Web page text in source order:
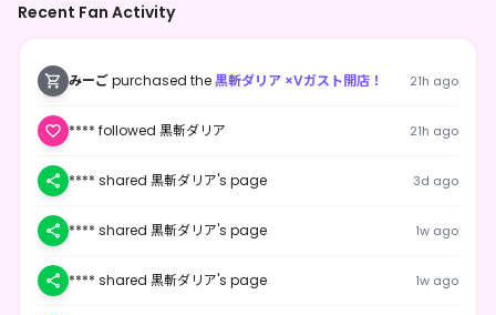
Recent Fan Activity
みーごpurchased the黒斬ダリア ×Vガスト開店！ 21h ago
**** followed 黒斬ダリア 21h ago
**** shared 黒斬ダリア's page 3d ago
**** shared 黒斬ダリア's page 1w ago
**** shared 黒斬ダリア's page 1w ago